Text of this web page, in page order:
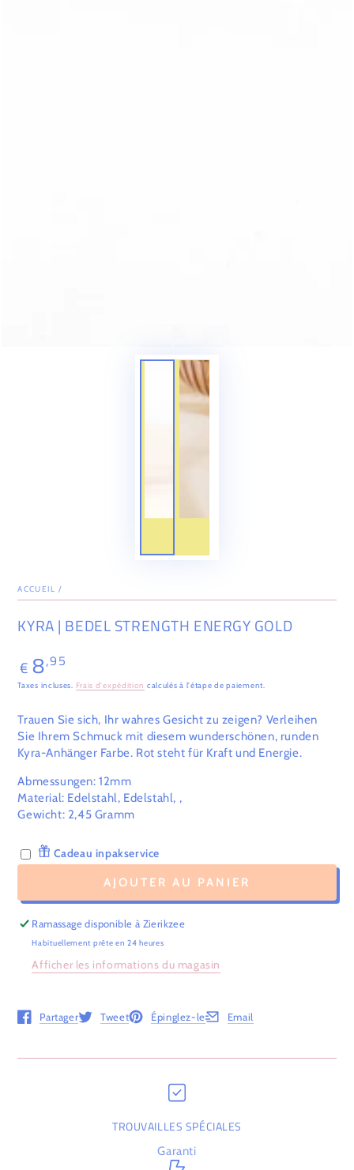
ACCUEIL /
KYRA | BEDEL STRENGTH ENERGY GOLD
Prix
normal
€ 8,95
Taxes incluses. Frais d'expédition calculés à l'étape de paiement.
Trauen Sie sich, Ihr wahres Gesicht zu zeigen? Verleihen
Sie Ihrem Schmuck mit diesem wunderschönen, runden
Kyra-Anhänger Farbe. Rot steht für Kraft und Energie.
Abmessungen: 12mm
Material: Edelstahl, Edelstahl, ,
Gewicht: 2,45 Gramm
Cadeau inpakservice
AJOUTER AU PANIER
Ramassage disponible à Zierikzee
Habituellement prête en 24 heures
Afficher les informations du magasin
Partager
Ouvre dans une nouvelle fenêtre.
Tweet
Ouvre dans une nouvelle fenêtre.
Épinglez-le
Ouvre dans une nouvelle fenêtre.
Email
Ouvre dans une nouvelle
TROUVAILLES SPÉCIALES
Garanti